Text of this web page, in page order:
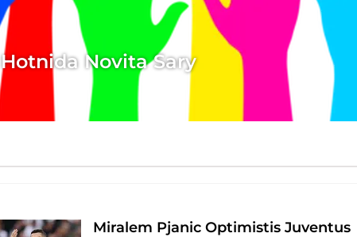
Hotnida Novita Sary
Miralem Pjanic Optimistis Juventus